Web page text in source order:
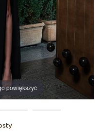
powiększyć